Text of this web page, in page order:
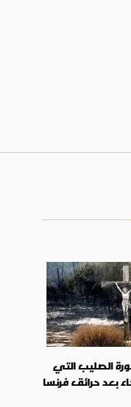
الصليب التي
بعد حرائق فرنسا